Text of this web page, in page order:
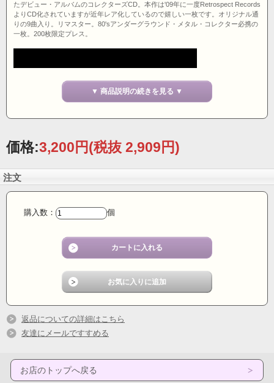
たデビュー・アルバムのコレクターズCD。本作は'09年に一度Retrospect Records
よりCD化されていますが近年レア化しているので嬉しい一枚です。オリジナル通
りの9曲入り。リマスター。80'sアンダーグラウンド・メタル・コレクター必携の
一枚。200枚限定プレス。
▼ 商品説明の続きを見る ▼
価格:3,200円(税抜 2,909円)
注文
購入数： 個
返品についての詳細はこちら
友達にメールですすめる
お店のトップへ戻る